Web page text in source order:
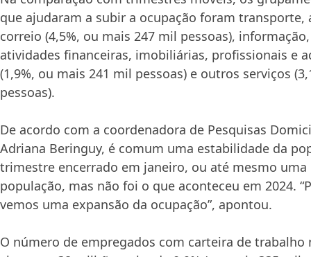
que ajudaram a subir a ocupação foram transporte,
correio (4,5%, ou mais 247 mil pessoas),
atividades financeiras, imobiliárias, profissionais e
(1,9%, ou mais 241 mil pessoas) e outros serviços
pessoas).
De acordo com a coordenadora de Pesquisas
Adriana Beringuy, é comum uma estabilidade da
trimestre encerrado em janeiro, ou até mesmo uma
população, mas não foi o que aconteceu em 2024.
vemos uma expansão da ocupação”, apontou.
O número de empregados com carteira de trabalho